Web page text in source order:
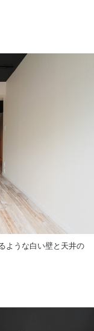
ような白い壁と天井の